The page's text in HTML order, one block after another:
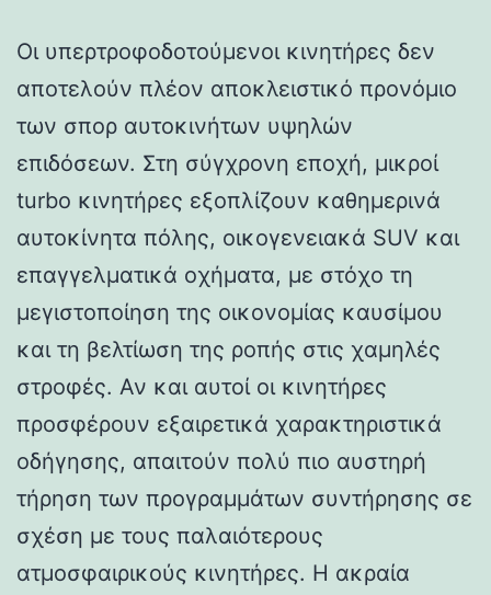
Οι υπερτροφοδοτούμενοι κινητήρες δεν
αποτελούν πλέον αποκλειστικό προνόμιο
των σπορ αυτοκινήτων υψηλών
επιδόσεων. Στη σύγχρονη εποχή, μικροί
turbo κινητήρες εξοπλίζουν καθημερινά
αυτοκίνητα πόλης, οικογενειακά SUV και
επαγγελματικά οχήματα, με στόχο τη
μεγιστοποίηση της οικονομίας καυσίμου
και τη βελτίωση της ροπής στις χαμηλές
στροφές. Αν και αυτοί οι κινητήρες
προσφέρουν εξαιρετικά χαρακτηριστικά
οδήγησης, απαιτούν πολύ πιο αυστηρή
τήρηση των προγραμμάτων συντήρησης σε
σχέση με τους παλαιότερους
ατμοσφαιρικούς κινητήρες. Η ακραία